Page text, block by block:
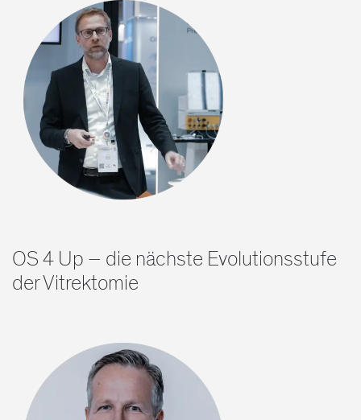
OS 4 Up – die nächste Evolutionsstufe
der Vitrektomie